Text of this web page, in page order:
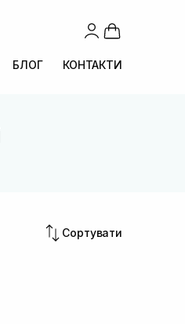
БЛОГ КОНТАКТИ
Сортувати